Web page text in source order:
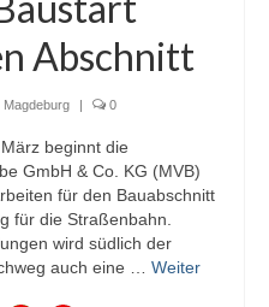
Abschnitt
Magdeburg 0
beginnt die
GmbH & Co. KG (MVB)
für den Bauabschnitt
für die Straßenbahn.
wird südlich der
auch eine … Weiter